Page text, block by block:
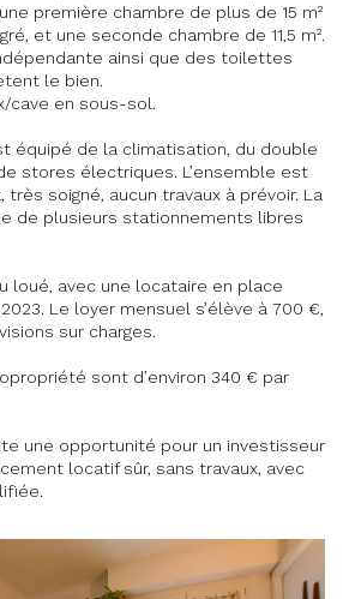
première chambre de plus de 15 m²
et une seconde chambre de 11,5 m².
ainsi que des toilettes
le bien.
cave en sous-sol.
équipé de la climatisation, du double
stores électriques. L’ensemble est
soigné, aucun travaux à prévoir. La
de plusieurs stationnements libres
loué, avec une locataire en place
Le loyer mensuel s’élève à 700 €,
sur charges.
sont d’environ 340 € par
une opportunité pour un investisseur
locatif sûr, sans travaux, avec